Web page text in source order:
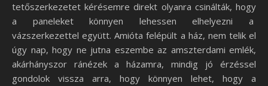
tetőszerkezetet kérésemre direkt olyanra csinálták, hogy
a paneleket könnyen lehessen elhelyezni a
vázszerkezettel együtt. Amióta felépült a ház, nem telik el
úgy nap, hogy ne jutna eszembe az amszterdami emlék,
akárhányszor ránézek a házamra, mindig jó érzéssel
gondolok vissza arra, hogy könnyen lehet, hogy a